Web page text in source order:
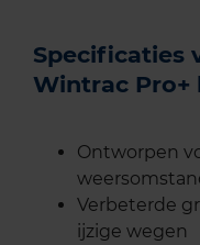
Specificaties
Wintrac Pro+
Ontworpen
Verbeterde
ijzige wegen